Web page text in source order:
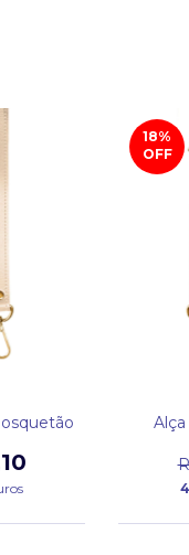
18%
OFF
4